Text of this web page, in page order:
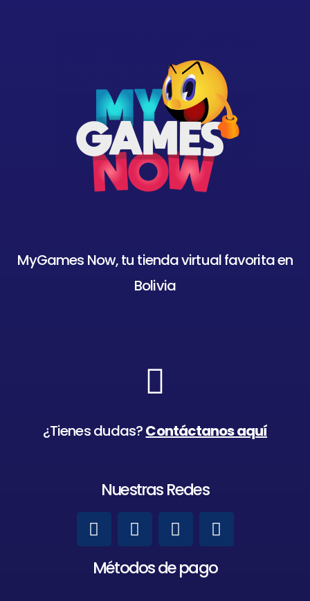
MyGames Now, tu tienda virtual favorita en
Bolivia
¿Tienes dudas?Contáctanos aquí
Nuestras Redes
Métodos de pago